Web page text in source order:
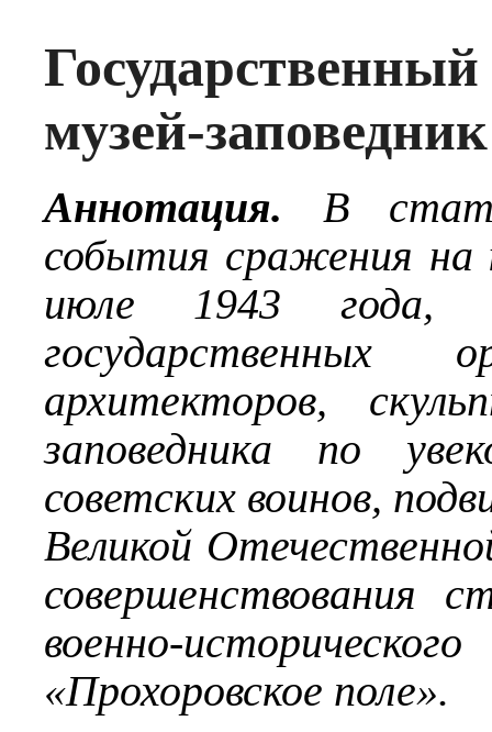
музей-
Аннотация. В
события сражения
июле 1943 года,
государственных
архитекторов,
заповедника по
советских воинов,
Великой
совершенствования
военно-
«Прохоровское поле».